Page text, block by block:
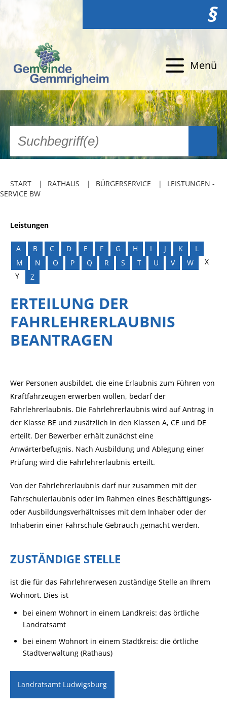
§
Menü
START RATHAUS BÜRGERSERVICE
LEISTUNGEN -
SERVICE BW
Leistungen
A B C D E F G H I J K
L
M
N O P Q R S T U V W
X
Y
Z
ERTEILUNG DER
FAHRLEHRERLAUBNIS
BEANTRAGEN
Wer Personen ausbildet, die eine Erlaubnis zum Führen von
Kraftfahrzeugen erwerben wollen, bedarf der
Fahrlehrerlaubnis. Die Fahrlehrerlaubnis wird auf Antrag in
der Klasse BE und zusätzlich in den Klassen A, CE und DE
erteilt. Der Bewerber erhält zunächst eine
Anwärterbefugnis. Nach Ausbildung und Ablegung einer
Prüfung wird die Fahrlehrerlaubnis erteilt.
Von der Fahrlehrerlaubnis darf nur zusammen mit der
Fahrschulerlaubnis oder im Rahmen eines Beschäftigungs-
oder Ausbildungsverhältnisses mit dem Inhaber oder der
Inhaberin einer Fahrschule Gebrauch gemacht werden.
ZUSTÄNDIGE STELLE
ist die für das Fahrlehrerwesen zuständige Stelle an Ihrem
Wohnort. Dies ist
bei einem Wohnort in einem Landkreis: das örtliche
Landratsamt
bei einem Wohnort in einem Stadtkreis: die örtliche
Stadtverwaltung (Rathaus)
Landratsamt Ludwigsburg